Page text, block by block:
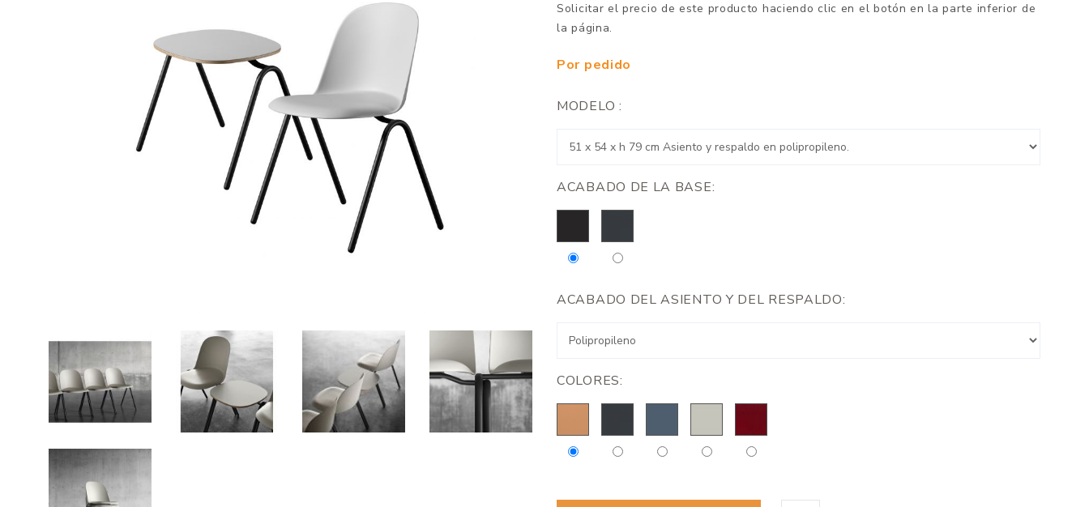
Solicitar el precio de este producto haciendo clic en el botón en la parte inferior de
la página.
Por pedido
MODELO :
ACABADO DE LA BASE:
ACABADO DEL ASIENTO Y DEL RESPALDO:
COLORES: